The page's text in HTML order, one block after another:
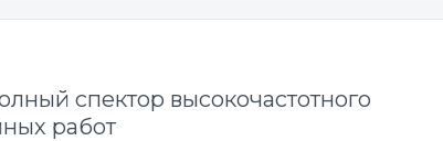
спектор высокочастотного
работ